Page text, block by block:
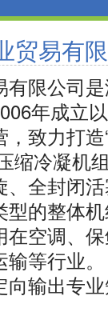
贸易有
限公司
年成立
致力打
缩冷凝机
全封闭
的整体
空调、
等行业
输出专